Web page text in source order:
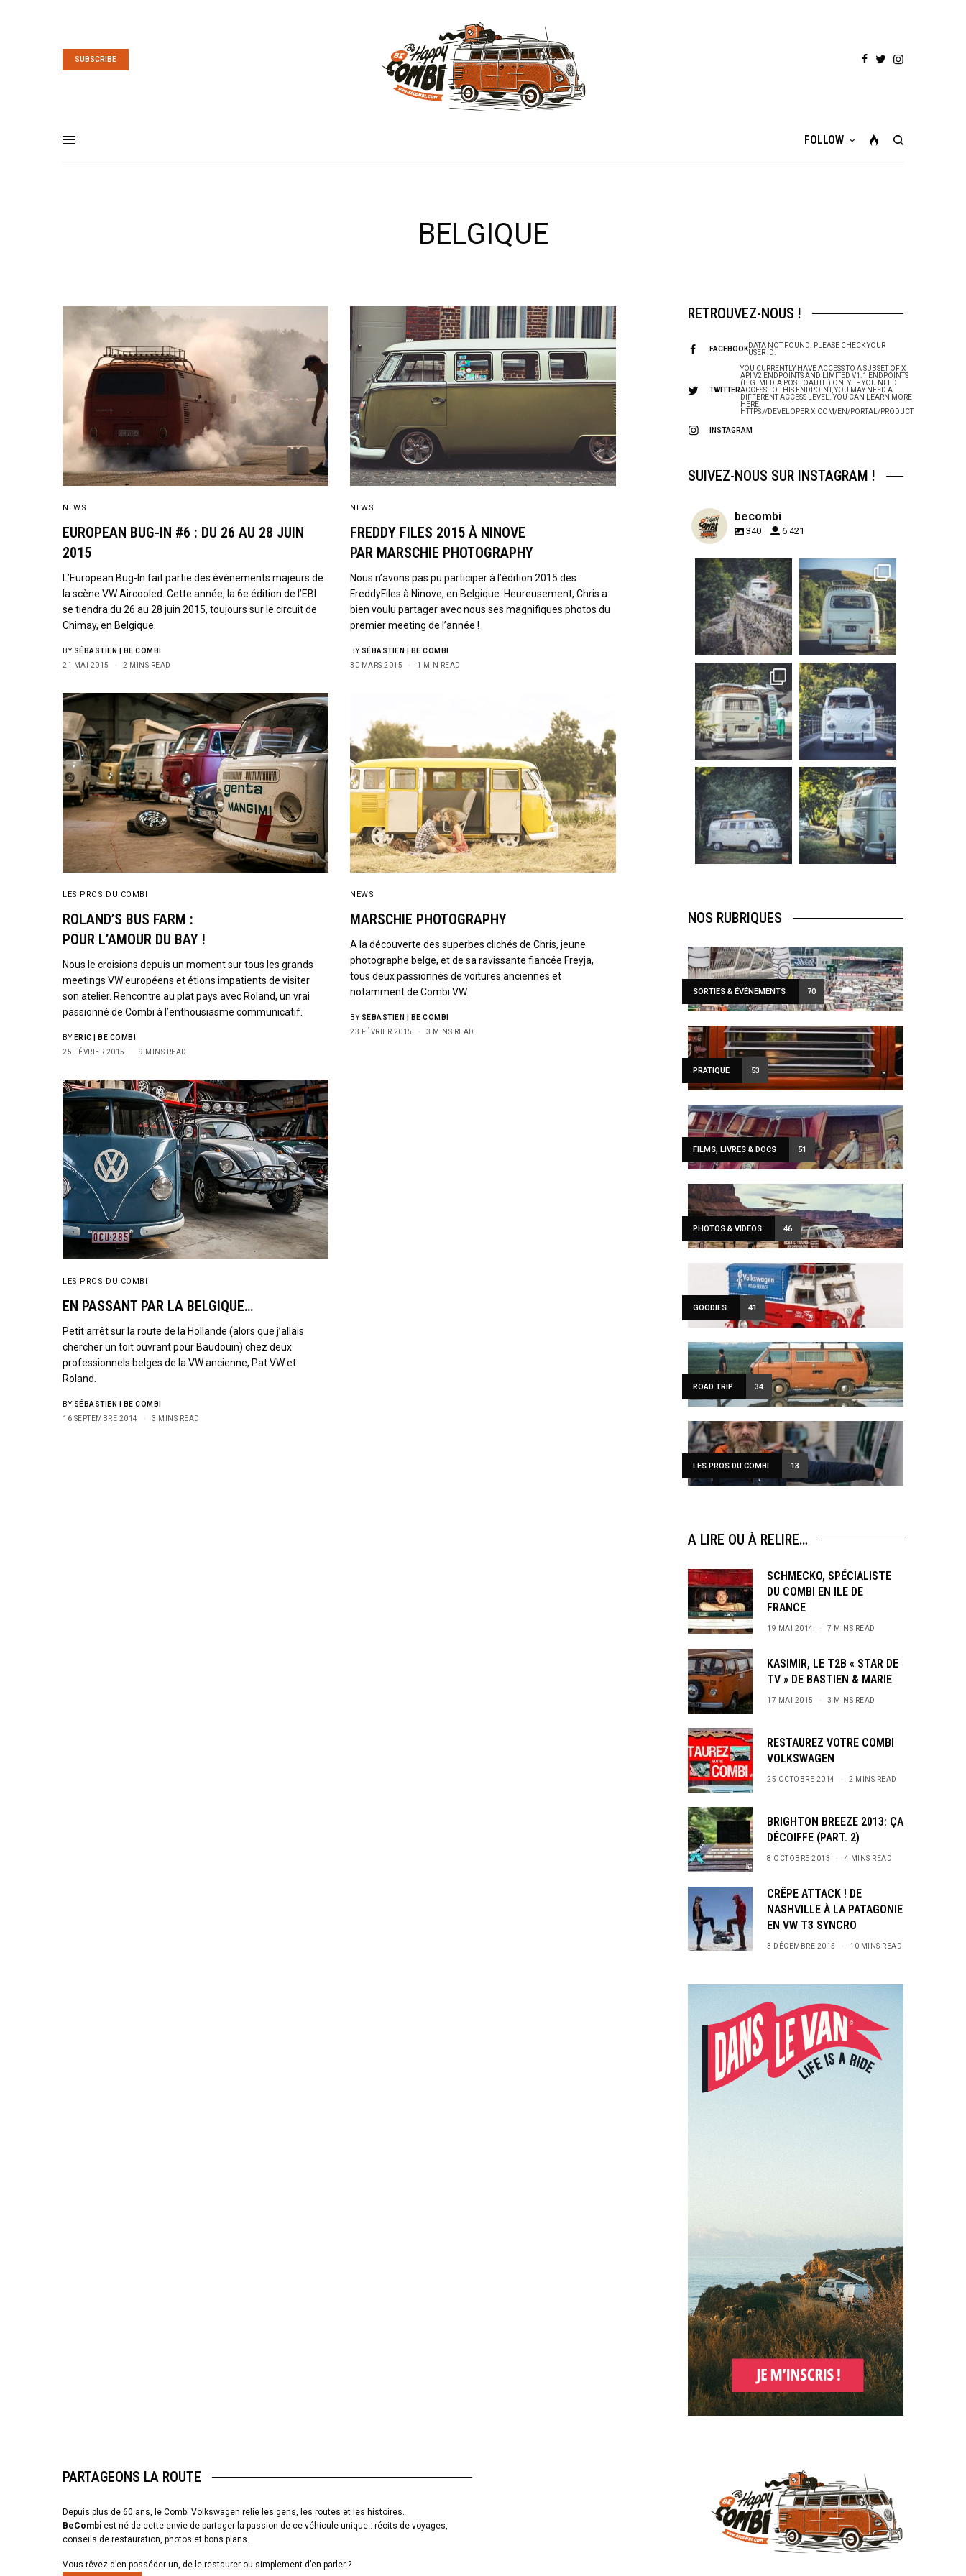
SUBSCRIBE
FOLLOW
BELGIQUE
NEWS
EUROPEAN BUG-IN #6 : DU 26 AU 28 JUIN
2015
L’European Bug-In fait partie des évènements majeurs de
la scène VW Aircooled. Cette année, la 6e édition de l’EBI
se tiendra du 26 au 28 juin 2015, toujours sur le circuit de
Chimay, en Belgique.
BY SÉBASTIEN | BE COMBI
21 MAI 2015
2 MINS READ
NEWS
FREDDY FILES 2015 À NINOVE
PAR MARSCHIE PHOTOGRAPHY
Nous n’avons pas pu participer à l’édition 2015 des
FreddyFiles à Ninove, en Belgique. Heureusement, Chris a
bien voulu partager avec nous ses magnifiques photos du
premier meeting de l’année !
BY SÉBASTIEN | BE COMBI
30 MARS 2015
1 MIN READ
LES PROS DU COMBI
ROLAND’S BUS FARM :
POUR L’AMOUR DU BAY !
Nous le croisions depuis un moment sur tous les grands
meetings VW européens et étions impatients de visiter
son atelier. Rencontre au plat pays avec Roland, un vrai
passionné de Combi à l’enthousiasme communicatif.
BY ERIC | BE COMBI
25 FÉVRIER 2015
9 MINS READ
NEWS
MARSCHIE PHOTOGRAPHY
A la découverte des superbes clichés de Chris, jeune
photographe belge, et de sa ravissante fiancée Freyja,
tous deux passionnés de voitures anciennes et
notamment de Combi VW.
BY SÉBASTIEN | BE COMBI
23 FÉVRIER 2015
3 MINS READ
LES PROS DU COMBI
EN PASSANT PAR LA BELGIQUE…
Petit arrêt sur la route de la Hollande (alors que j’allais
chercher un toit ouvrant pour Baudouin) chez deux
professionnels belges de la VW ancienne, Pat VW et
Roland.
BY SÉBASTIEN | BE COMBI
16 SEPTEMBRE 2014
3 MINS READ
RETROUVEZ-NOUS !
FACEBOOKDATA NOT FOUND. PLEASE CHECK YOUR
USER ID.
TWITTER
YOU CURRENTLY HAVE ACCESS TO A SUBSET OF X
API V2 ENDPOINTS AND LIMITED V1.1 ENDPOINTS
(E.G. MEDIA POST, OAUTH) ONLY. IF YOU NEED
ACCESS TO THIS ENDPOINT, YOU MAY NEED A
DIFFERENT ACCESS LEVEL. YOU CAN LEARN MORE
HERE:
HTTPS://DEVELOPER.X.COM/EN/PORTAL/PRODUCT
INSTAGRAM
SUIVEZ-NOUS SUR INSTAGRAM !
becombi
340 6 421
becombi
Sep 15
219
3
becombi
Sep 12
216
3
becombi
Sep 10
220
4
becombi
Août 10
177
becombi
Août 10
120
0
becombi
Août 10
108
0
NOS RUBRIQUES
SORTIES & ÉVÉNEMENTS 70
PRATIQUE 53
FILMS, LIVRES & DOCS 51
PHOTOS & VIDEOS 46
GOODIES 41
ROAD TRIP 34
LES PROS DU COMBI 13
A LIRE OU À RELIRE…
SCHMECKO, SPÉCIALISTE
DU COMBI EN ILE DE
FRANCE
19 MAI 2014 7 MINS READ
KASIMIR, LE T2B « STAR DE
TV » DE BASTIEN & MARIE
17 MAI 2015 3 MINS READ
RESTAUREZ VOTRE COMBI
VOLKSWAGEN
25 OCTOBRE 2014 2 MINS READ
BRIGHTON BREEZE 2013: ÇA
DÉCOIFFE (PART. 2)
8 OCTOBRE 2013 4 MINS READ
CRÊPE ATTACK ! DE
NASHVILLE À LA PATAGONIE
EN VW T3 SYNCRO
3 DÉCEMBRE 2015 10 MINS READ
PARTAGEONS LA ROUTE
Depuis plus de 60 ans, le Combi Volkswagen relie les gens, les routes et les histoires.
BeCombi est né de cette envie de partager la passion de ce véhicule unique : récits de voyages,
conseils de restauration, photos et bons plans.
Vous rêvez d’en posséder un, de le restaurer ou simplement d’en parler ?